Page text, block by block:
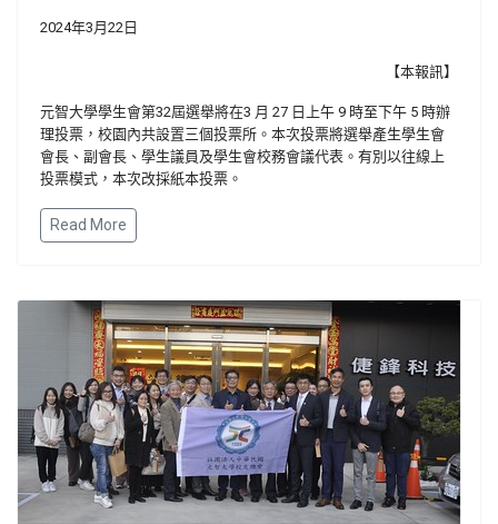
2024年3月22日
【本報訊】
元智大學學生會第32屆選舉將在3 月 27 日上午 9 時至下午 5 時辦
理投票，校園內共設置三個投票所。本次投票將選舉產生學生會
會長、副會長、學生議員及學生會校務會議代表。有別以往線上
投票模式，本次改採紙本投票。
Read More